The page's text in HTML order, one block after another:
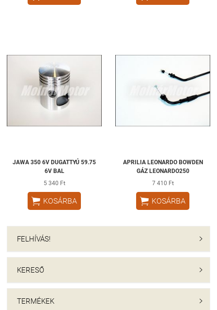
JAWA 350 6V DUGATTYÚ 59.75
6V BAL
5 340 Ft
 KOSÁRBA
APRILIA LEONARDO BOWDEN
GÁZ LEONARDO250
7 410 Ft
 KOSÁRBA
FELHÍVÁS! 
KERESŐ 
TERMÉKEK 